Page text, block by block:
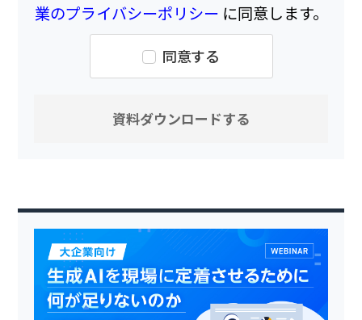
業のプライバシーポリシー に同意します。
同意する